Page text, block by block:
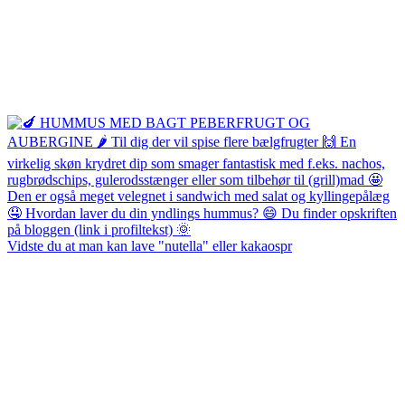
Vidste du at man kan lave "nutella" eller kakaospr